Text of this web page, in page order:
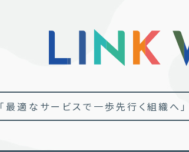
「最適なサービスで一歩先行く組織へ」